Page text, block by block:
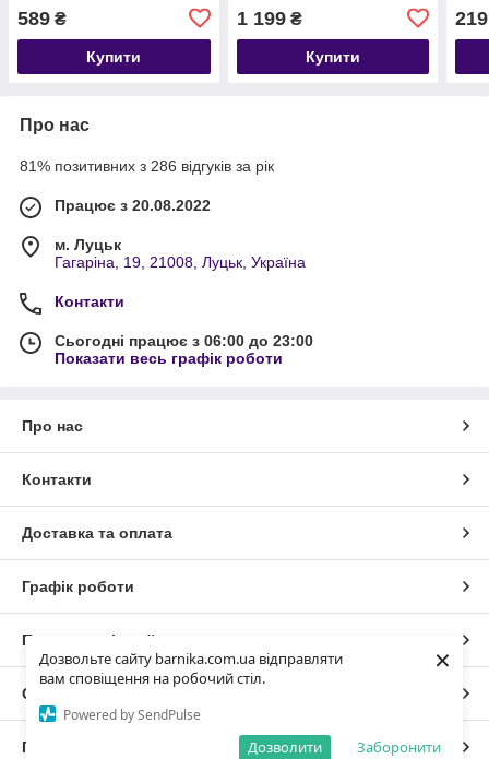
Дозвольте сайту barnika.com.ua відправляти
вам сповіщення на робочий стіл.
Powered by SendPulse
Заборонити
Дозволити
×
елементи (21802)
589 ₴
Купити
1 199₴
Купити
219
Про нас
81% позитивних з 286 відгуків за рік
Працює з 20.08.2022
м. Луцьк
Гагаріна, 19, 21008, Луцьк, Україна
Контакти
Сьогодні працює з 06:00 до 23:00
Показати весь графік роботи
Про нас
Контакти
Доставка та оплата
Графік роботи
Повна версія сайту
Сайт створено на маркетплейсі
Політика конфіденційності